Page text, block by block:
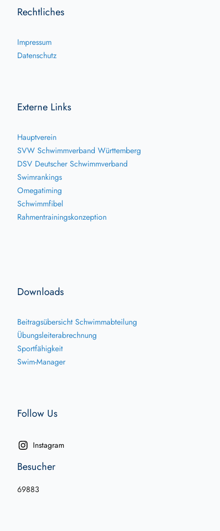
Rechtliches
Impressum
Datenschutz
Externe Links
Hauptverein
SVW Schwimmverband Württemberg
DSV Deutscher Schwimmverband
Swimrankings
Omegatiming
Schwimmfibel
Rahmentrainingskonzeption
Downloads
Beitragsübersicht Schwimmabteilung
Übungsleiterabrechnung
Sportfähigkeit
Swim-Manager
Follow Us
Instagram
Besucher
69883